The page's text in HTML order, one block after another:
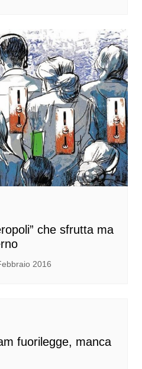
che sfrutta ma
2016
fuorilegge, manca